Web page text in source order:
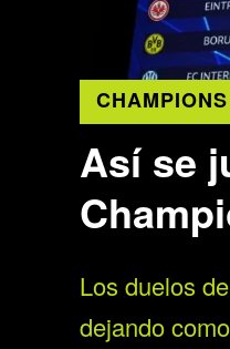
Así se
Los duelos
dejando